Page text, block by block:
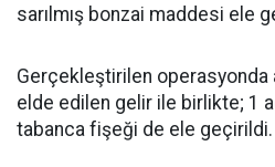
sarılmış bonzai maddesi ele
Gerçekleştirilen operasyonda
elde edilen gelir ile birlikte; 1
tabanca fişeği de ele geçirildi.